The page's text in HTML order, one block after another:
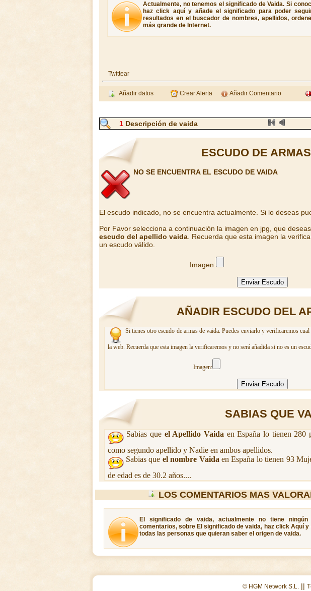
Actualmente, no tenemos el significado de Vaida. Si
haz click aquí y añade el significado para poder
resultados en el buscador de nombres, apellidos,
más grande de Internet.
Twittear
Añadir datos Crear Alerta Añadir Comentario
1Descripción de vaida
ESCUDO DE
NO SE ENCUENTRA EL ESCUDO DE VAIDA
El escudo indicado, no se encuentra actualmente. Si lo deseas
Por Favor selecciona a continuación la imagen en jpg, que
escudo del apellido vaida. Recuerda que esta imagen la
un escudo válido.
Imagen:
AÑADIR ESCUDO DEL
Si tienes otro escudo de armas de vaida. Puedes enviarlo y verificaremos
la web. Recuerda que esta imagen la verificaremos y no será añadida si no es un
Imagen:
SABIAS QUE
Sabias que el Apellido Vaida en España lo tienen 280
como segundo apellido y Nadie en ambos apellidos.
Sabias que el nombre Vaida en España lo tienen 93
de edad es de 30.2 años....
LOS COMENTARIOS MAS
El significado de vaida, actualmente no tiene
comentarios, sobre El significado de vaida, haz click Aquí
todas las personas que quieran saber el origen de vaida.
© HGM Network S.L. ||